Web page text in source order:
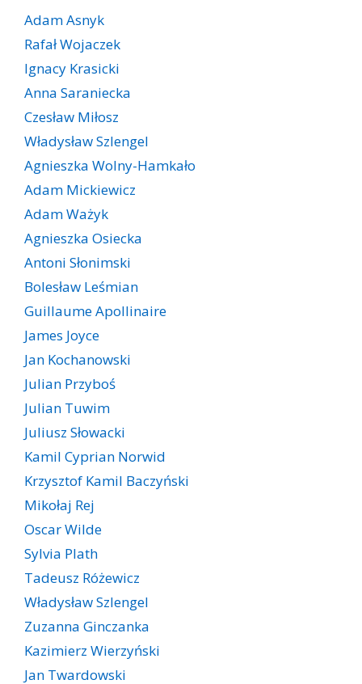
Adam Asnyk
Rafał Wojaczek
Ignacy Krasicki
Anna Saraniecka
Czesław Miłosz
Władysław Szlengel
Agnieszka Wolny-Hamkało
Adam Mickiewicz
Adam Ważyk
Agnieszka Osiecka
Antoni Słonimski
Bolesław Leśmian
Guillaume Apollinaire
James Joyce
Jan Kochanowski
Julian Przyboś
Julian Tuwim
Juliusz Słowacki
Kamil Cyprian Norwid
Krzysztof Kamil Baczyński
Mikołaj Rej
Oscar Wilde
Sylvia Plath
Tadeusz Różewicz
Władysław Szlengel
Zuzanna Ginczanka
Kazimierz Wierzyński
Jan Twardowski